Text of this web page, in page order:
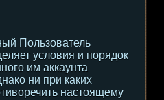
Пользователь
условия и порядок
им аккаунта
ни при каких
настоящему